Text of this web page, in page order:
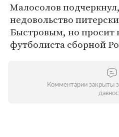
Малосолов
недовольство
Быстровым, но просит
футболиста сборной
Комментарии закрыты